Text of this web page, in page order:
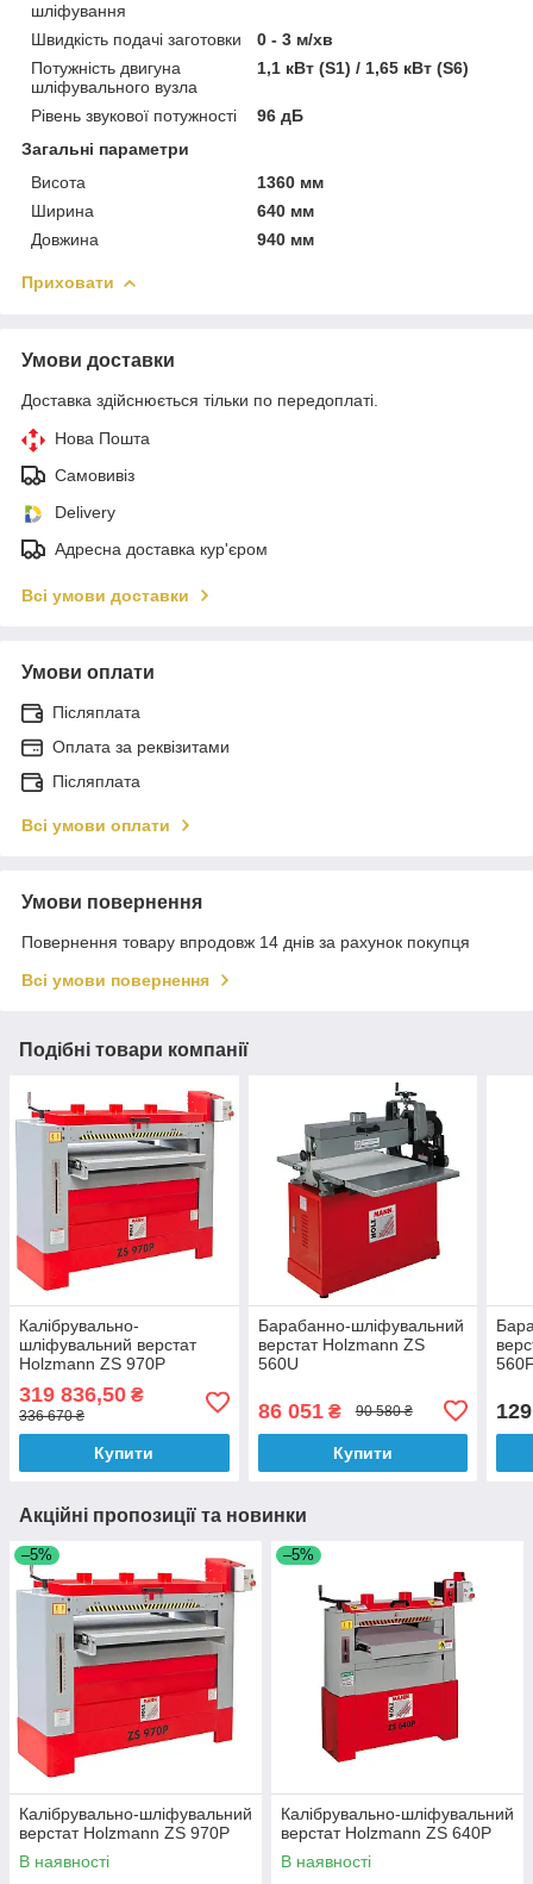
шліфування
Швидкість подачі заготовки
0 - 3 м/хв
Потужність двигуна
шліфувального вузла
1,1 кВт (S1) / 1,65 кВт (S6)
Рівень звукової потужності
96 дБ
Загальні параметри
Висота
1360 мм
Ширина
640 мм
Довжина
940 мм
Приховати
Умови доставки
Доставка здійснюється тільки по передоплаті.
Нова Пошта
Самовивіз
Delivery
Адресна доставка кур'єром
Всі умови доставки
Умови оплати
Післяплата
Оплата за реквізитами
Післяплата
Всі умови оплати
Умови повернення
Повернення товару впродовж 14 днів за рахунок покупця
Всі умови повернення
Подібні товари компанії
Калібрувально-
шліфувальний верстат
Holzmann ZS 970P
319 836,50 ₴
336 670 ₴
Купити
Барабанно-шліфувальний
верстат Holzmann ZS
560U
86 051₴ 90 580 ₴
Купити
Акційні пропозиції та новинки
–5%
Калібрувально-шліфувальний
верстат Holzmann ZS 970P
В наявності
–5%
Калібрувально-шліфувальний
верстат Holzmann ZS 640P
В наявності